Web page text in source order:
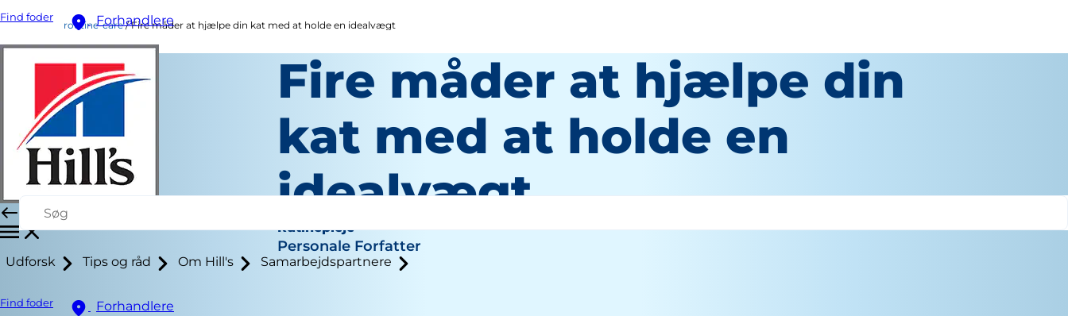
Find foder Forhandlere
Udforsk Tips og råd Om Hill's Samarbejdspartnere
Find foder Forhandlere
routine-care Fire måder at hjælpe din kat med at holde en idealvægt
Fire måder at hjælpe din
kat med at holde en
idealvægt
Rutinepleje
Personale Forfatter